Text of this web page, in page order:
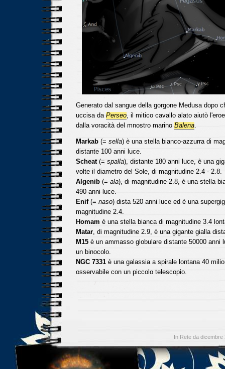
Generato dal sangue della gorgone Medusa dopo
uccisa da Perseo, il mitico cavallo alato aiutò
dalla voracità del mnostro marino Balena.
Markab(= sella) è una stella bianco-azzurra di
distante 100 anni luce.
Scheat(= spalla), distante 180 anni luce, è una
volte il diametro del Sole, di magnitudine 2.4 - 2.8.
Algenib(= ala), di magnitudine 2.8, è una stella
490 anni luce.
Enif(= naso) dista 520 anni luce ed è una
magnitudine 2.4.
Homam è una stella bianca di magnitudine 3.4
Matar, di magnitudine 2.9, è una gigante gialla
M15è un ammasso globulare distante 50000 anni
un binocolo.
NGC 7331è una galassia a spirale lontana 40
osservabile con un piccolo telescopio.
In Rete da dicembre